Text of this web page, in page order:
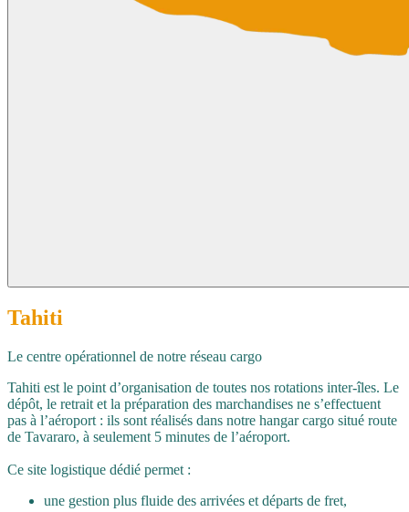
Tahiti
Le centre opérationnel de notre réseau cargo
Tahiti est le point d’organisation de toutes nos rotations inter‑îles. Le
dépôt, le retrait et la préparation des marchandises ne s’effectuent
pas à l’aéroport : ils sont réalisés dans notre hangar cargo situé route
de Tavararo, à seulement 5 minutes de l’aéroport.
Ce site logistique dédié permet :
une gestion plus fluide des arrivées et départs de fret,